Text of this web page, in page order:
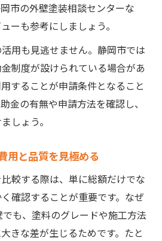
市の外壁塗装相談センターな
ーも参考にしましょう。
用も見逃せません。静岡市では
制度が設けられている場合があ
することが申請条件となること
金の有無や申請方法を確認し、
しょう。
用と品質を見極める
較する際は、単に総額だけでな
確認することが重要です。なぜ
も、塗料のグレードや施工方法
きな差が生じるためです。たと